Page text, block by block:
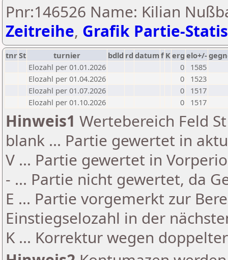
Pnr:146526 Name: Kilian
Zeitreihe, Grafik Partie-
tnrSt turnier bdld rd datumf Kerg elo+/-
Elozahl per 01.01.2026
0
1585
Elozahl per 01.04.2026
0
1523
Elozahl per 01.07.2026
0
1517
Elozahl per 01.10.2026
0 1517
Hinweis1 Wertebereich Feld
blank ... Partie gewertet in
V ... Partie gewertet in
- ... Partie nicht gewertet, da
E ... Partie vorgemerkt zur
Einstiegselozahl in der
K ... Korrektur wegen